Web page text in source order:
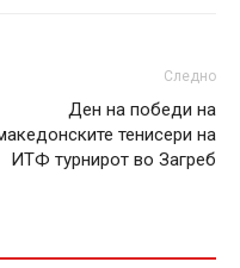
Следно
Ден на победи на
тенисери на
ИТФ турнирот во Загреб